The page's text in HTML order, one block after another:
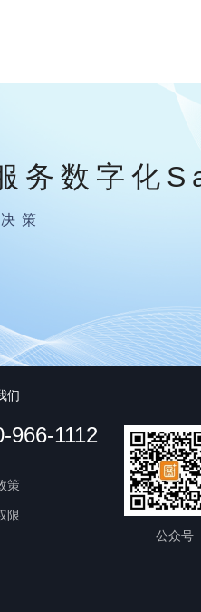
务数字化
策
们
966-1112
策
限
公众号